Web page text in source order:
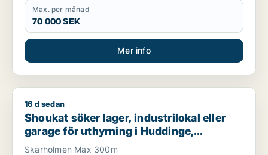
Max. per månad
70 000 SEK
Mer info
Shoukat söker lager, industrilokal eller garage för
16 d sedan
Shoukat söker lager, industrilokal eller
garage för uthyrning i Huddinge,
Botkyrka eller Sundbyberg m.fl.
Skärholmen Max 300m